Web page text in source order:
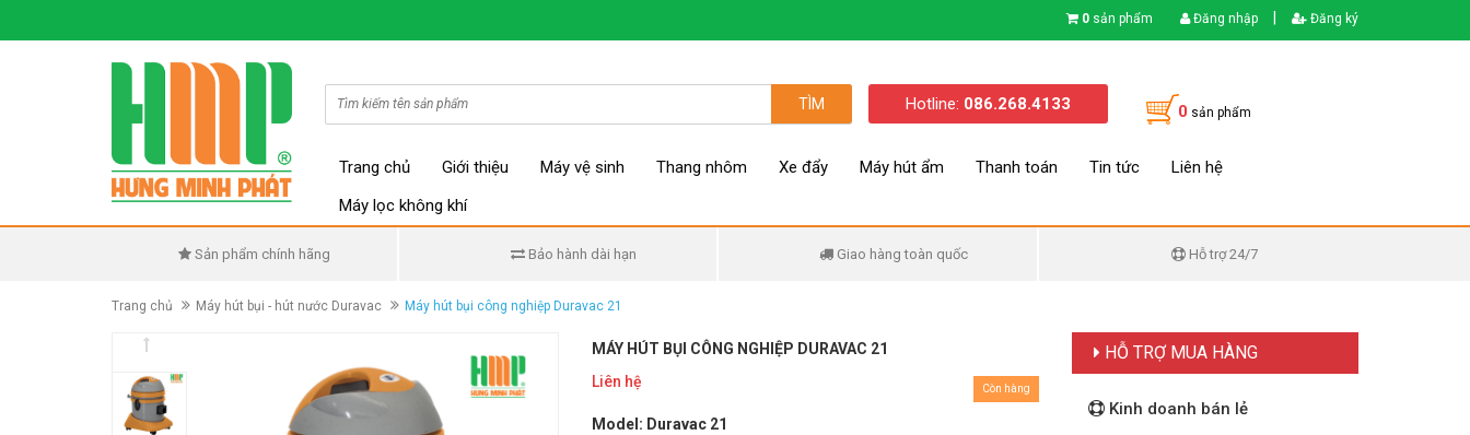
0 sản phẩm Đăng nhập Đăng ký
TÌM Hotline: 086.268.4133 0 sản phẩm
Trang chủ Giới thiệu Máy vệ sinh Thang nhôm Xe đẩy Máy hút ẩm Thanh toán Tin tức
Liên hệ
Máy lọc không khí
Sản phẩm chính hãng Bảo hành dài hạn Giao hàng toàn quốc Hỗ trợ 24/7
Trang chủ Máy hút bụi - hút nước Duravac Máy hút bụi công nghiệp Duravac 21
MÁY HÚT BỤI CÔNG NGHIỆP DURAVAC 21
Liên hệ
Còn hàng
Model: Duravac 21
HỖ TRỢ MUA HÀNG
Kinh doanh bán lẻ